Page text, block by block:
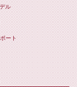
ル
ート